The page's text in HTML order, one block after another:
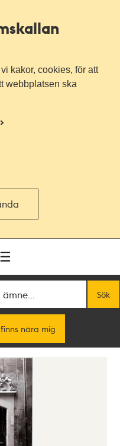
kakor, cookies, för att
webbplatsen ska
Sök
nära mig